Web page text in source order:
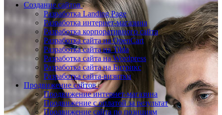
Создание сайтов
Разработка Landing Page
Разработка интернет-магазина
Разработка корпоративного сайта
Разработка сайта на OpenCart
Разработка сайта на Tilda
Разработка сайта на Wordpress
Разработка сайта на Битрикс
Разработка сайта-визитки
Продвижение сайтов
Продвижение интернет-магазина
Продвижение с оплатой за результат
Продвижение сайта по позициям